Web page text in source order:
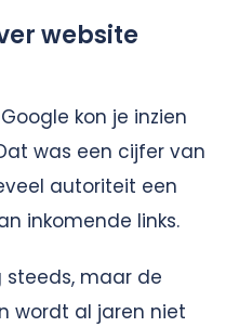
website
kon je inzien
was een cijfer van
autoriteit een
inkomende links.
steeds, maar de
wordt al jaren niet